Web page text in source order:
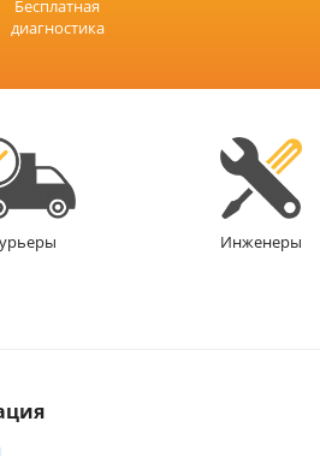
Бесплатная
диагностика
Инженеры